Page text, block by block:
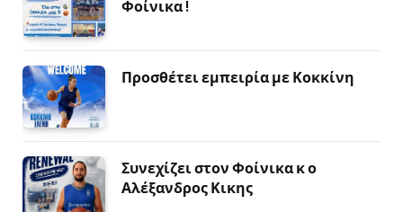
Φοίνικα !
Προσθέτει εμπειρία με Κοκκίνη
Συνεχίζει στον Φοίνικα κ ο
Αλέξανδρος Κικης